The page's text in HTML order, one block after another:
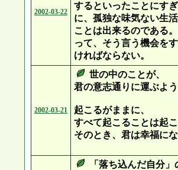
2002-03-22
するといったことにす
に、孤独な味気ない生
ことは出来るのである
って、そう言う機会を
ければならない。
2002-03-21
世の中のことが、
君の意志通りに運ぶよ
起こるがままに、
すべて起こることは起
そのとき、君は幸福に
「落ち込んだ自分